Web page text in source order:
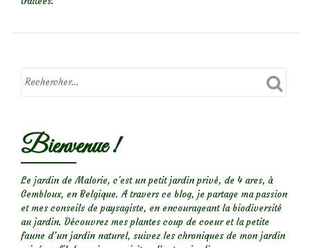
Bienvenue !
Le jardin de Malorie, c'est un petit jardin privé, de 4 ares, à
Gembloux, en Belgique. A travers ce blog, je partage ma passion
et mes conseils de paysagiste, en encourageant la biodiversité
au jardin. Découvrez mes plantes coup de coeur et la petite
faune d’un jardin naturel, suivez les chroniques de mon jardin